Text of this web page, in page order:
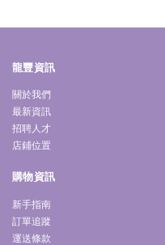
龍豐資訊
關於我們
最新資訊
招聘人才
店鋪位置
購物資訊
新手指南
訂單追蹤
運送條款